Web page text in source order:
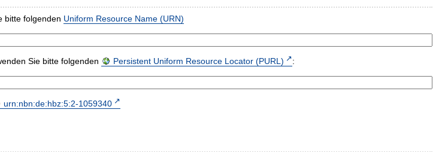
bitte folgenden Uniform Resource Name (URN)
Sie bitte folgenden Persistent Uniform Resource Locator (PURL) :
urn:nbn:de:hbz:5:2-1059340